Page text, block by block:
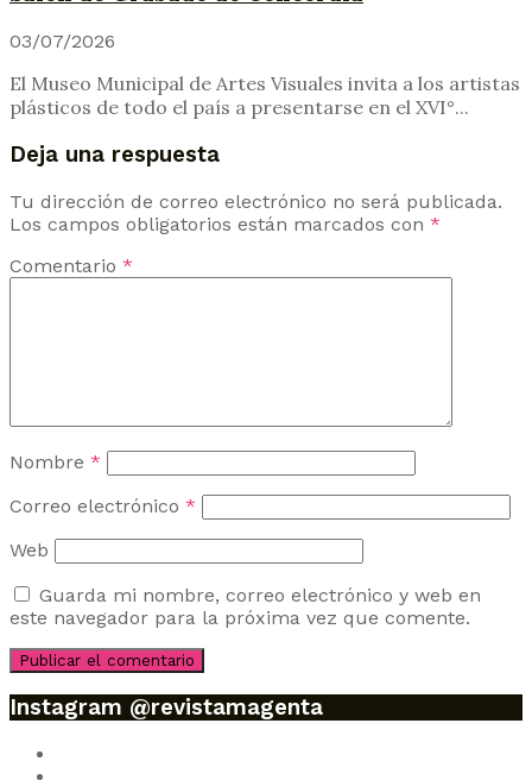
03/07/2026
El Museo Municipal de Artes Visuales invita a los artistas
plásticos de todo el país a presentarse en el XVI°...
Deja una respuesta
Tu dirección de correo electrónico no será publicada.
Los campos obligatorios están marcados con *
Comentario *
Nombre *
Correo electrónico *
Web
Guarda mi nombre, correo electrónico y web en
este navegador para la próxima vez que comente.
Instagram @revistamagenta